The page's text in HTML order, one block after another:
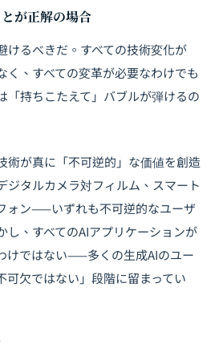
が正解の場合
けるべきだ。すべての技術変化が
く、すべての変革が必要なわけでも
「持ちこたえて」バブルが弾けるの
術が真に「不可逆的」な価値を創造
ジタルカメラ対フィルム、スマート
ォン——いずれも不可逆的なユーザ
し、すべてのAIアプリケーションが
けではない——多くの生成AIのユー
可欠ではない」段階に留まってい